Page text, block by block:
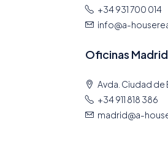
+34 931 700 014
info@a-
Oficinas Madrid
Avda. Ciudad de
+34 911 818 386
madrid@a-